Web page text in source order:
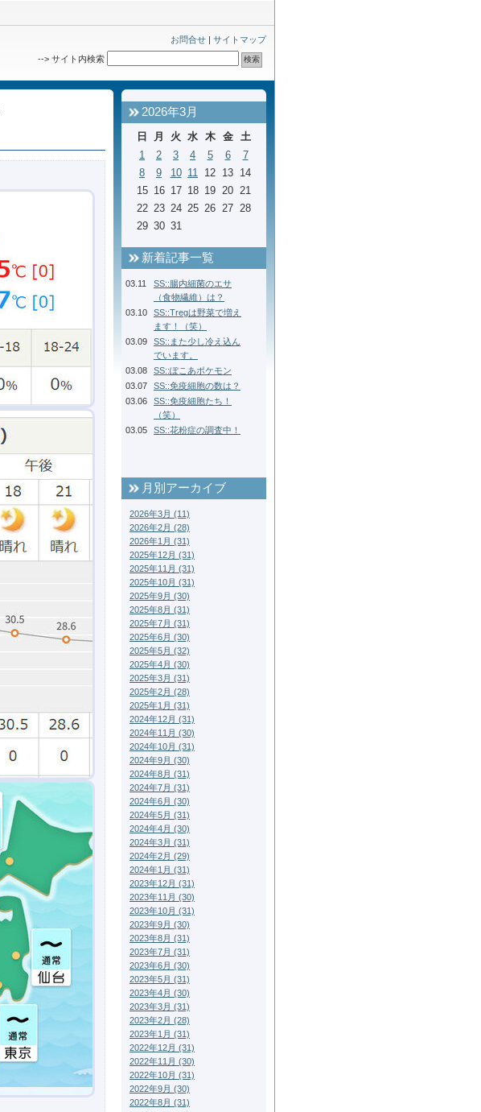
お問合せ | サイトマップ
--> サイト内検索
2026年3月
日 月 火 水 木 金
土
1
2 3 4 5 6
7
8
9 10 11 12 13 14
15 16 17 18 19 20 21
22 23 24 25 26 27 28
29 30 31
新着記事一覧
03.11
SS::腸内細菌のエサ
（食物繊維）は？
03.10
SS::Tregは野菜で増え
ます！（笑）
03.09
SS::また少し冷え込ん
でいます。
03.08
SS::ぽこあポケモン
03.07
SS::免疫細胞の数は？
03.06
SS::免疫細胞たち！
（笑）
03.05
SS::花粉症の調査中！
月別アーカイブ
2026年3月 (11)
2026年2月 (28)
2026年1月 (31)
2025年12月 (31)
2025年11月 (31)
2025年10月 (31)
2025年9月 (30)
2025年8月 (31)
2025年7月 (31)
2025年6月 (30)
2025年5月 (32)
2025年4月 (30)
2025年3月 (31)
2025年2月 (28)
2025年1月 (31)
2024年12月 (31)
2024年11月 (30)
2024年10月 (31)
2024年9月 (30)
2024年8月 (31)
2024年7月 (31)
2024年6月 (30)
2024年5月 (31)
2024年4月 (30)
2024年3月 (31)
2024年2月 (29)
2024年1月 (31)
2023年12月 (31)
2023年11月 (30)
2023年10月 (31)
2023年9月 (30)
2023年8月 (31)
2023年7月 (31)
2023年6月 (30)
2023年5月 (31)
2023年4月 (30)
2023年3月 (31)
2023年2月 (28)
2023年1月 (31)
2022年12月 (31)
2022年11月 (30)
2022年10月 (31)
2022年9月 (30)
2022年8月 (31)